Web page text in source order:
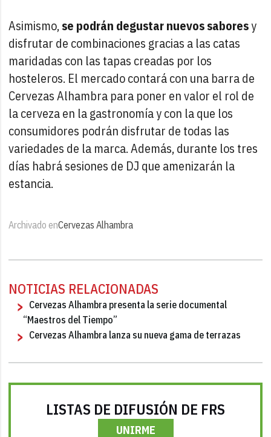
Asimismo,se podrán degustar nuevos saboresy
disfrutar de combinaciones gracias a las catas
maridadas con las tapas creadas por los
hosteleros. El mercado contará con una barra de
Cervezas Alhambra para poner en valor el rol de
la cerveza en la gastronomía y con la que los
consumidores podrán disfrutar de todas las
variedades de la marca. Además, durante los tres
días habrá sesiones de DJ que amenizarán la
estancia.
Archivado enCervezas Alhambra
NOTICIAS RELACIONADAS
Cervezas Alhambra presenta la serie documental
“Maestros del Tiempo”
Cervezas Alhambra lanza su nueva gama de terrazas
LISTAS DE DIFUSIÓN DE FRS
UNIRME